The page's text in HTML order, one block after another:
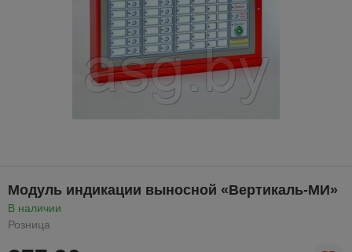
Модуль индикации выносной «Вертикаль-МИ»
В наличии
Розница